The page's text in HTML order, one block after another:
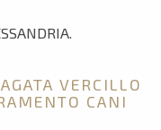
VERCILLO
CANI